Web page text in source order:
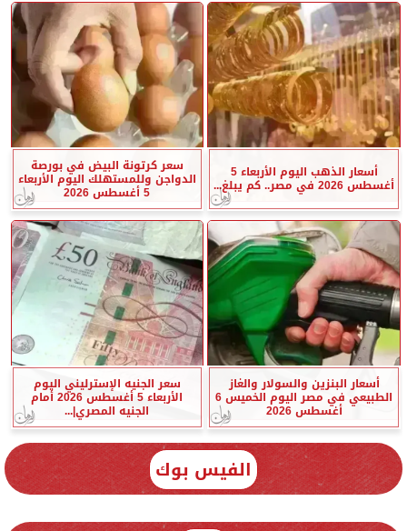
أسعار الذهب اليوم الأربعاء 5
أغسطس 2026 في مصر.. كم يبلغ...
سعر كرتونة البيض في بورصة
الدواجن وللمستهلك اليوم الأربعاء
5 أغسطس 2026
أسعار البنزين والسولار والغاز
الطبيعي في مصر اليوم الخميس 6
أغسطس 2026
سعر الجنيه الإسترليني اليوم
الأربعاء 5 أغسطس 2026 أمام
الجنيه المصري|...
الفيس بوك